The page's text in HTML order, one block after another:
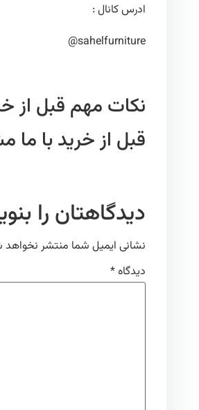
ادرس کانال :
sahelfurniture@
نکات مهم قبل از
قبل از خرید با ما
دیدگاهتان را
نشانی ایمیل شما منتشر
دیدگاه*